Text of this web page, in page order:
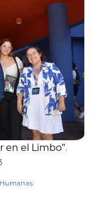
en el Limbo”.
Humanas